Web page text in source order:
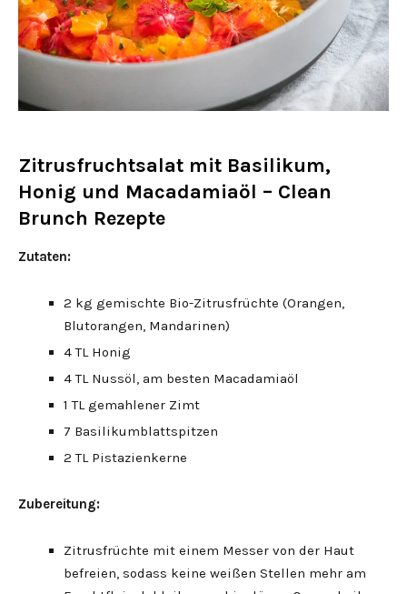
Zitrusfruchtsalat mit Basilikum,
Honig und Macadamiaöl – Clean
Brunch Rezepte
Zutaten:
2 kg gemischte Bio-Zitrusfrüchte (Orangen,
Blutorangen, Mandarinen)
4 TL Honig
4 TL Nussöl, am besten Macadamiaöl
1 TL gemahlener Zimt
7 Basilikumblattspitzen
2 TL Pistazienkerne
Zubereitung:
Zitrusfrüchte mit einem Messer von der Haut
befreien, sodass keine weißen Stellen mehr am